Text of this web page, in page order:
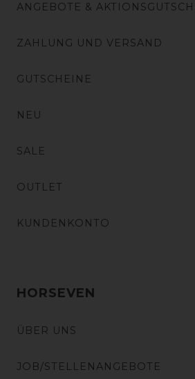
ANGEBOTE &
ZAHLUNG UND VERSAND
GUTSCHEINE
NEU
SALE
OUTLET
KUNDENKONTO
HORSEVEN
ÜBER UNS
JOB/STELLENANGEBOTE